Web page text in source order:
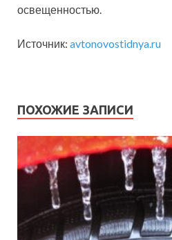
освещенностью.
Источник: avtonovostidnya.ru
ПОХОЖИЕ ЗАПИСИ